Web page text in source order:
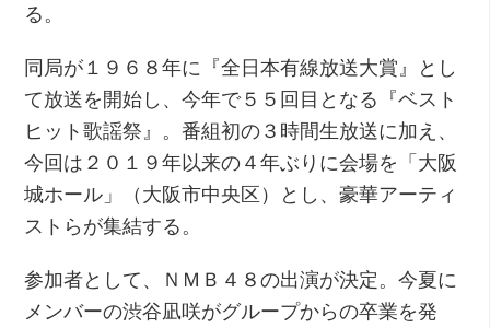
る。
同局が１９６８年に『全日本有線放送大賞』とし
て放送を開始し、今年で５５回目となる『ベスト
ヒット歌謡祭』。番組初の３時間生放送に加え、
今回は２０１９年以来の４年ぶりに会場を「大阪
城ホール」（大阪市中央区）とし、豪華アーティ
ストらが集結する。
参加者として、ＮＭＢ４８の出演が決定。今夏に
メンバーの渋谷凪咲がグループからの卒業を発